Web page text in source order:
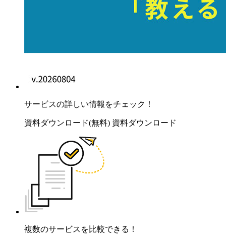
サービスの詳しい情報をチェック！
資料ダウンロード(無料) 資料ダウンロード
複数のサービスを比較できる！